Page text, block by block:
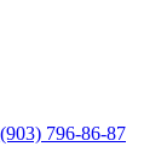
796-86-87